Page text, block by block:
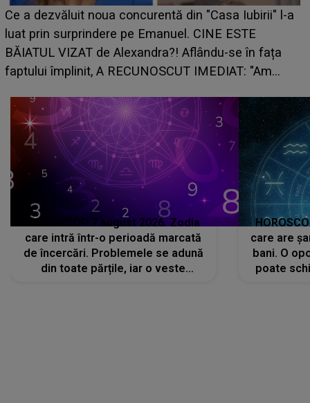
concurentă din "Casa Iubirii" l-a
pe Emanuel. CINE ESTE
de Alexandra?! Aflându-se în fața
RECUNOSCUT IMEDIAT: "Am
HOROSCOP de
care riscă să
grabă îi aduce
planurile peste
HOROSCOP 7 august 2026. Zodia
care intră într-o perioadă marcată
de încercări. Problemele se adună
din toate părțile, iar o veste
care are
bani. O
poate